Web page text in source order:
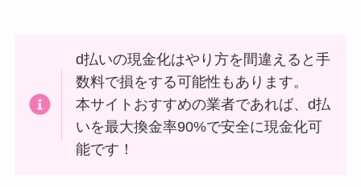
d払いの現金化はやり方を間違えると手
数料で損をする可能性もあります。
本サイトおすすめの業者であれば、d払
いを最大換金率90%で安全に現金化可
能です！